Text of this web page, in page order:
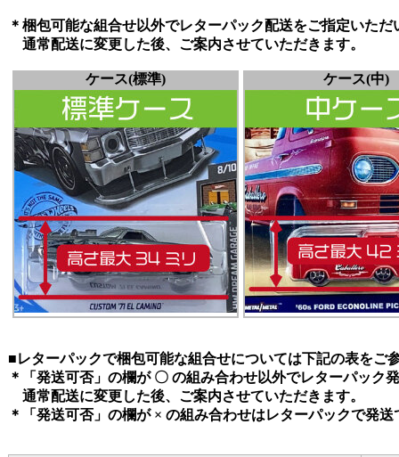
＊梱包可能な組合せ以外でレターパック配送をご指定いただ
通常配送に変更した後、ご案内させていただきます。
ケース(標準) ケース(中)
■レターパックで梱包可能な組合せについては下記の表をご
＊「発送可否」の欄が 〇 の組み合わせ以外でレターパック
通常配送に変更した後、ご案内させていただきます。
＊「発送可否」の欄が × の組み合わせはレターパックで発送